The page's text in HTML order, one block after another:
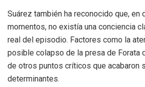
Suárez también ha reconocido que, en
momentos, no existía una conciencia
real del episodio. Factores como la
posible colapso de la presa de Forata
de otros puntos críticos que acabaron
determinantes.